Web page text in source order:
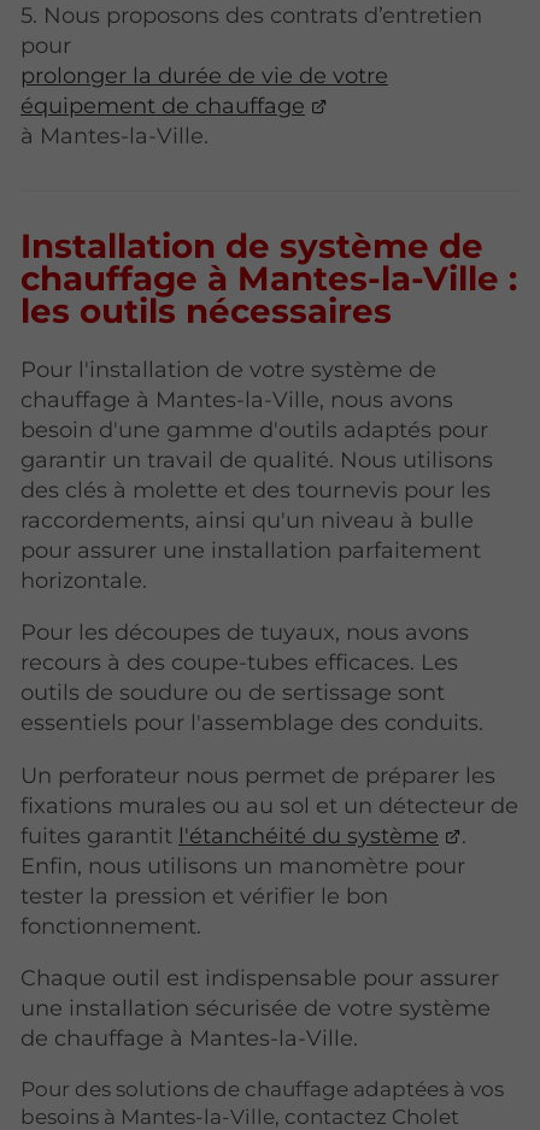
5. Nous proposons des contrats d’entretien
pour
prolonger la durée de vie de votre
équipement de chauffage
à Mantes-la-Ville.
Installation de système de
chauffage à Mantes-la-Ville :
les outils nécessaires
Pour l'installation de votre système de
chauffage à Mantes-la-Ville, nous avons
besoin d'une gamme d'outils adaptés pour
garantir un travail de qualité. Nous utilisons
des clés à molette et des tournevis pour les
raccordements, ainsi qu'un niveau à bulle
pour assurer une installation parfaitement
horizontale.
Pour les découpes de tuyaux, nous avons
recours à des coupe-tubes efficaces. Les
outils de soudure ou de sertissage sont
essentiels pour l'assemblage des conduits.
Un perforateur nous permet de préparer les
fixations murales ou au sol et un détecteur de
fuites garantit l'étanchéité du système
.
Enfin, nous utilisons un manomètre pour
tester la pression et vérifier le bon
fonctionnement.
Chaque outil est indispensable pour assurer
une installation sécurisée de votre système
de chauffage à Mantes-la-Ville.
Pour des solutions de chauffage adaptées à vos
besoins à Mantes-la-Ville, contactez Cholet